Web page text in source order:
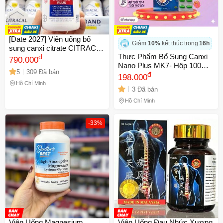
[Date 2027] Viên uống bổ
sung canxi citrate CITRACAL
Maximum Calcium Citrate
790.000đ
5 309 Đã bán
Hồ Chí Minh
Giảm 10% kết thúc trong 16h
Thực Phẩm Bổ Sung Canxi
Nano Plus MK7- Hộp 100
Viên Dùng Được Từ 4 Tuổi
Trở Lên
198.000đ
3 Đã bán
Hồ Chí Minh
-33%